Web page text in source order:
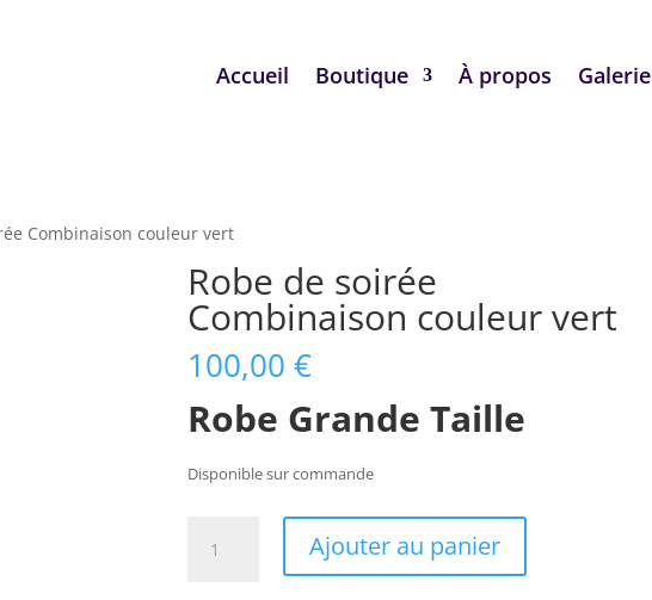
Accueil Boutique À propos Galerie
Combinaison couleur vert
Robe de soirée
Combinaison couleur vert
100,00€
Robe Grande Taille
Disponible sur commande
Ajouter au panier